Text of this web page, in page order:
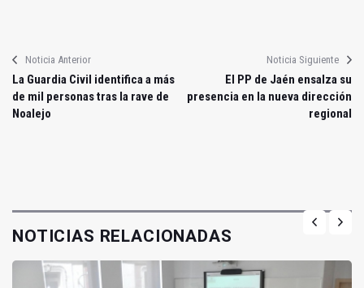
Noticia Anterior
La Guardia Civil identifica a más
de mil personas tras la rave de
Noalejo
Noticia Siguiente
El PP de Jaén ensalza su
presencia en la nueva dirección
regional
NOTICIAS RELACIONADAS